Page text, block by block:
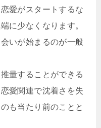
愛がスタートするな
に少なくなります。
いが始まるのが一般
量することができる
愛関連で沈着さを失
も当たり前のことと